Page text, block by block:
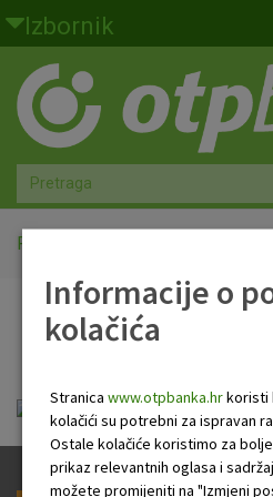
Skoči na glavni sadržaj
Izbornik
Građani
Privatno bankarstvo
Agro
Mala poduzeća i obrtnici
Srednja i velika poduzeća
Faktoring
O nama
Početna
PB
HR Newsletter 24
Informacije o
kolačića
Stranica www.otpbanka.hrkoristi
kolačići su potrebni za ispravan
Ostale kolačiće koristimo za
prikaz relevantnih oglasa i
možete promijeniti na "Izmjeni